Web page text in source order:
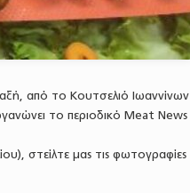
από το Κουτσελιό Ιωαννίνων
το περιοδικό Meat News
στείλτε μας τις φωτογραφίες